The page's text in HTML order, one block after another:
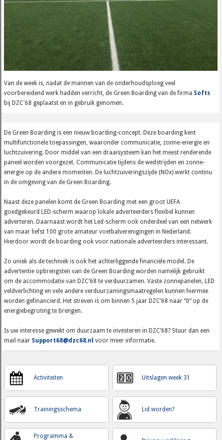
Van de week is, nadat de mannen van de onderhoudsploeg veel
voorbereidend werk hadden verricht, de Green Boarding van de firma Softs
bij DZC'68 geplaatst en in gebruik genomen.
De Green Boarding is een nieuw boarding-concept. Deze boarding kent
multifunctionele toepassingen, waaronder communicatie, zonne-energie en
luchtzuivering. Door middel van een draaisysteem kan het meest renderende
paneel worden voorgezet. Communicatie tijdens de wedstrijden en zonne-
energie op de andere momenten. De luchtzuiveringszijde (NOx) werkt continu
in de omgeving van de Green Boarding.
Naast deze panelen komt de Green Boarding met een groot UEFA
goedgekeurd LED-scherm waarop lokale adverteerders flexibel kunnen
adverteren. Daarnaast wordt het Led-scherm ook onderdeel van een netwerk
van maar liefst 100 grote amateur voetbalverenigingen in Nederland.
Hierdoor wordt de boarding ook voor nationale adverteerders interessant.
Zo uniek als de techniek is ook het achterliggende financiële model. De
advertentie opbrengsten van de Green Boarding worden namelijk gebruikt
om de accommodatie van DZC’68 te verduurzamen. Vaste zonnepanelen, LED
veldverlichting en vele andere verduurzamingsmaatregelen kunnen hiermee
worden gefinancierd. Het streven is om binnen 5 jaar DZC’68 naar “0” op de
energiebegroting te brengen.
Is uw interesse gewekt om duurzaam te investeren in DZC’68? Stuur dan een
mail naar Support68@dzc68.nl voor meer informatie.
Activiteiten
Trainingsschema
Programma &
Uitslagen week 31
Lid worden?